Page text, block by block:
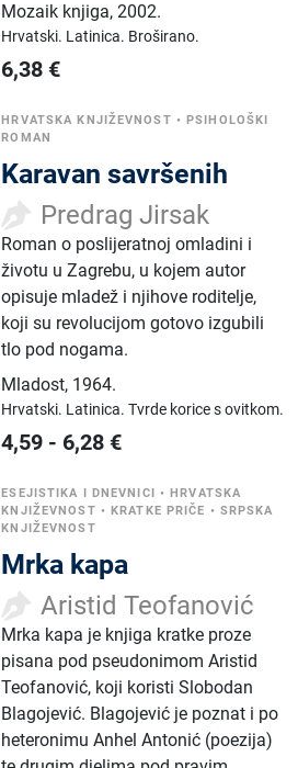
Mozaik knjiga,2002.
Hrvatski. Latinica. Broširano.
6,38 €
HRVATSKA KNJIŽEVNOST •PSIHOLOŠKI
ROMAN
Karavan savršenih
Predrag Jirsak
Roman o poslijeratnoj omladini i
životu u Zagrebu, u kojem autor
opisuje mladež i njihove roditelje,
koji su revolucijom gotovo izgubili
tlo pod nogama.
Mladost, 1964.
Hrvatski. Latinica.Tvrde korice s ovitkom.
4,59 - 6,28 €
ESEJISTIKA I DNEVNICI •HRVATSKA
KNJIŽEVNOST •KRATKE PRIČE • SRPSKA
KNJIŽEVNOST
Mrka kapa
Aristid Teofanović
Mrka kapa je knjiga kratke proze
pisana pod pseudonimom Aristid
Teofanović, koji koristi Slobodan
Blagojević. Blagojević je poznat i po
heteronimu Anhel Antonić (poezija)